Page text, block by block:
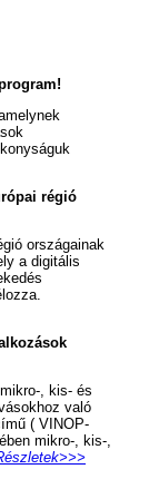
régió
országainak
a digitális
, kis- és
való
( VINOP-
mikro-, kis-,